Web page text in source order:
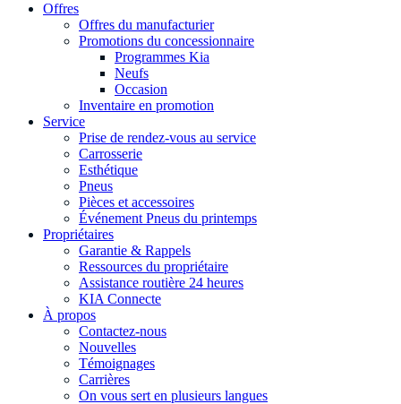
Offres
Offres du manufacturier
Promotions du concessionnaire
Programmes Kia
Neufs
Occasion
Inventaire en promotion
Service
Prise de rendez-vous au service
Carrosserie
Esthétique
Pneus
Pièces et accessoires
Événement Pneus du printemps
Propriétaires
Garantie & Rappels
Ressources du propriétaire
Assistance routière 24 heures
KIA Connecte
À propos
Contactez-nous
Nouvelles
Témoignages
Carrières
On vous sert en plusieurs langues